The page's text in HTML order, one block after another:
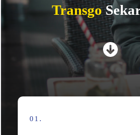
Transgo
01.